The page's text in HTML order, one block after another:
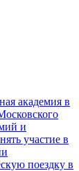
академия в
и
участие в
поездку в